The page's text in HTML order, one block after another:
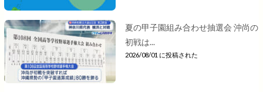
夏の甲子園組み合わせ抽選会 沖尚の
初戦は...
2026/08/01 に投稿された